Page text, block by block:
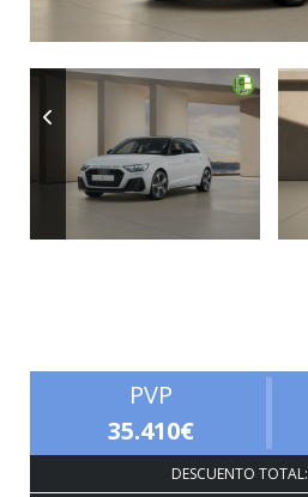
PVP
35.410€
DESCUENTO TOTAL: